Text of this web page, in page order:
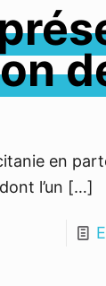
en
l’un […]